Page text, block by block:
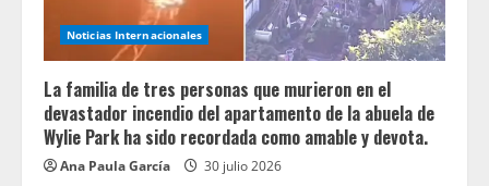
Noticias Internacionales
La familia de tres personas que murieron en el
devastador incendio del apartamento de la abuela de
Wylie Park ha sido recordada como amable y devota.
Ana Paula García 30 julio 2026